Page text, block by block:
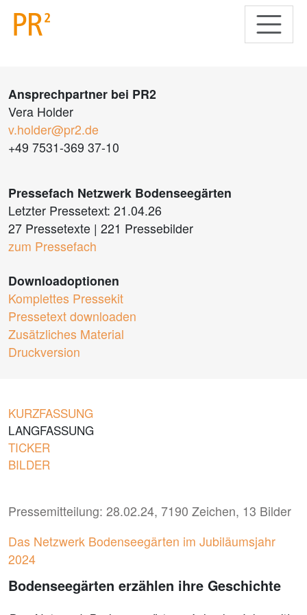
Ansprechpartner bei PR2
Vera Holder
v.holder@pr2.de
+49 7531-369 37-10
Pressefach Netzwerk Bodenseegärten
Letzter Pressetext: 21.04.26
27 Pressetexte | 221 Pressebilder
zum Pressefach
Downloadoptionen
Komplettes Pressekit
Pressetext downloaden
Zusätzliches Material
Druckversion
KURZFASSUNG
LANGFASSUNG
TICKER
BILDER
Pressemitteilung: 28.02.24, 7190 Zeichen, 13 Bilder
Das Netzwerk Bodenseegärten im Jubiläumsjahr
2024
Bodenseegärten erzählen ihre Geschichte